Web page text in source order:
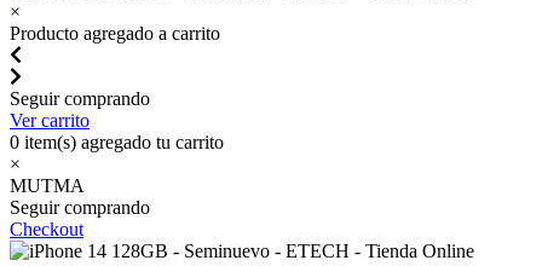
×
Producto agregado a carrito
Seguir comprando
Ver carrito
0 item(s) agregado tu carrito
×
MUTMA
Seguir comprando
Checkout